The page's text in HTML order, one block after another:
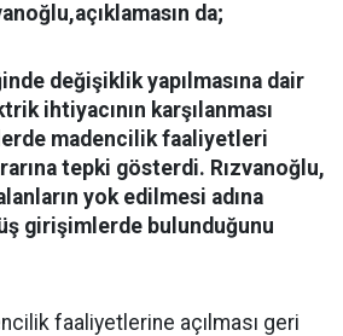
da;
değişiklik yapılmasına dair
ihtiyacının karşılanması
madencilik faaliyetleri
tepki gösterdi. Rızvanoğlu,
yok edilmesi adına
girişimlerde bulunduğunu
faaliyetlerine açılması geri